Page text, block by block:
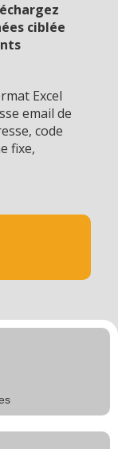
ciblée
Excel
email de
code
fixe,